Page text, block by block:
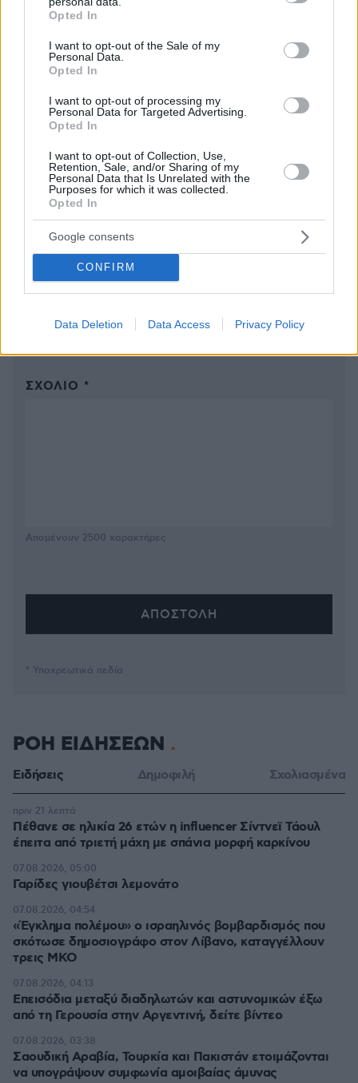
grant or deny consent to Google and its third-party tags to
use your data for below specified purposes in below Google
consent section.
Opted In
I want to opt-out of the Sale of my
Personal Data.
Opted In
I want to opt-out of processing my
Personal Data for Targeted Advertising.
Opted In
I want to opt-out of Collection, Use,
Retention, Sale, and/or Sharing of my
Personal Data that Is Unrelated with the
Purposes for which it was collected.
Opted In
Google consents
CONFIRM
Data Deletion Data Access Privacy Policy
09.06.2026, 00:12
Τον καημένο τον θείο , αν ήξερε σε ποιούς θα
ΑΠΑΝΤΗΣΗ
ΠΡΟΣΘΗΚΗ ΣΧΟΛΙΟΥ
ΌΝΟΜΑ *
EMAIL
ΣΧΌΛΙΟ *
Απομένουν 2500 χαρακτήρες
* Υποχρεωτικά πεδία
ΡΟΗ ΕΙΔΗΣΕΩΝ
Ειδήσεις Δημοφιλή Σχολιασμένα
Πέθανε σε ηλικία 26 ετών η influencer Σίντνεϊ Τάουλ
έπειτα από τριετή μάχη με σπάνια μορφή καρκίνου
πριν 21 λεπτά
Γαρίδες γιουβέτσι λεμονάτο
07.08.2026, 05:00
«Έγκλημα πολέμου» ο ισραηλινός βομβαρδισμός που
σκότωσε δημοσιογράφο στον Λίβανο, καταγγέλλουν
τρεις ΜΚΟ
07.08.2026, 04:54
Επεισόδια μεταξύ διαδηλωτών και αστυνομικών έξω
από τη Γερουσία στην Αργεντινή, δείτε βίντεο
07.08.2026, 04:13
Σαουδική Αραβία, Τουρκία και Πακιστάν ετοιμάζονται
να υπογράψουν συμφωνία αμοιβαίας άμυνας
07.08.2026, 03:38